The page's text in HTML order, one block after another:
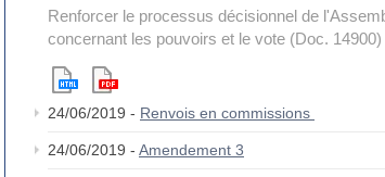
Renforcer le processus décisionnel de
concernant les pouvoirs et le vote (Doc. 14900)
24/06/2019 - Renvois en commissions
24/06/2019 - Amendement 3